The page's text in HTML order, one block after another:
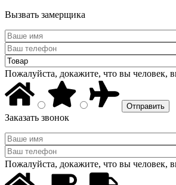
Вызвать замерщика
Пожалуйста, докажите, что вы человек,
Заказать звонок
Пожалуйста, докажите, что вы человек,